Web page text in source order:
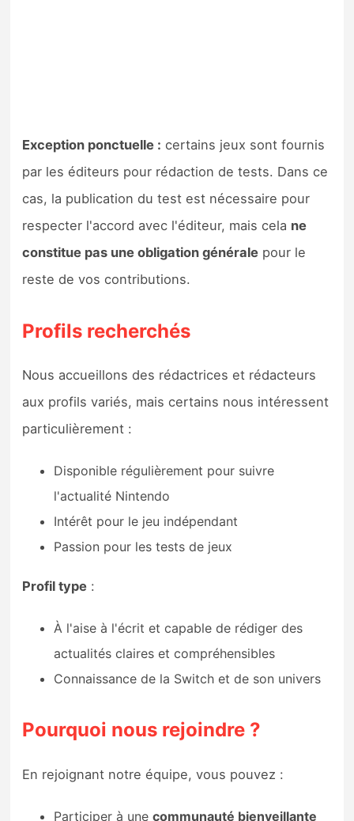
Exception ponctuelle : certains jeux sont fournis
par les éditeurs pour rédaction de tests. Dans ce
cas, la publication du test est nécessaire pour
respecter l'accord avec l'éditeur, mais cela ne
constitue pas une obligation générale pour le
reste de vos contributions.
Profils recherchés
Nous accueillons des rédactrices et rédacteurs
aux profils variés, mais certains nous intéressent
particulièrement :
Disponible régulièrement pour suivre
l'actualité Nintendo
Intérêt pour le jeu indépendant
Passion pour les tests de jeux
Profil type :
À l'aise à l'écrit et capable de rédiger des
actualités claires et compréhensibles
Connaissance de la Switch et de son univers
Pourquoi nous rejoindre ?
En rejoignant notre équipe, vous pouvez :
Participer à unecommunauté bienveillante